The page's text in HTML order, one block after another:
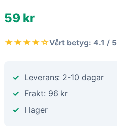
59 kr
★★★★☆Vårt betyg: 4.1 / 5
Leverans: 2-10 dagar
Frakt: 96 kr
I lager